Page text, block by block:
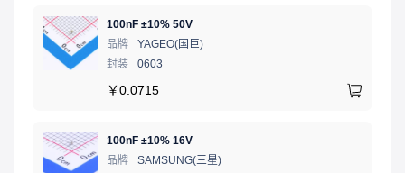
100nF ±10% 50V
品牌
YAGEO(国巨)
封装
0603
￥0.0715
100nF ±10% 16V
品牌
SAMSUNG(三星)